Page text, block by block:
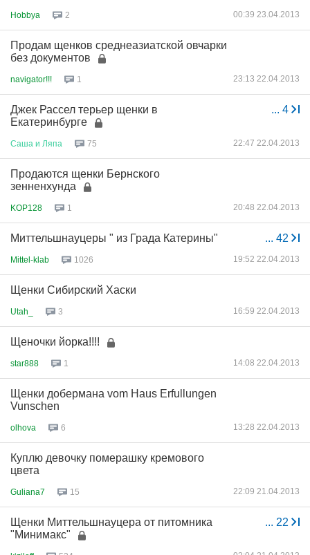
Hobbya 2 00:39 23.04.2013
Продам щенков среднеазиатской овчарки
без документов
navigator!!! 1 23:13 22.04.2013
... 4
Джек Рассел терьер щенки в
Екатеринбурге
Саша и Ляпа 75 22:47 22.04.2013
Продаются щенки Бернского
зенненхунда
KOP128 1 20:48 22.04.2013
... 42
Миттельшнауцеры " из Града Катерины"
Mittel-klab 1026 19:52 22.04.2013
Щенки Сибирский Хаски
Utah_ 3 16:59 22.04.2013
Щеночки йорка!!!!
star888 1 14:08 22.04.2013
Щенки добермана vom Haus Erfullungen
Vunschen
olhova 6 13:28 22.04.2013
Куплю девочку померашку кремового
цвета
Guliana7 15 22:09 21.04.2013
... 22
Щенки Миттельшнауцера от питомника
"Минимакс"